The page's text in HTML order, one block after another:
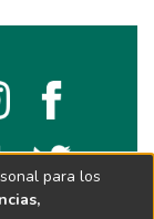
para los